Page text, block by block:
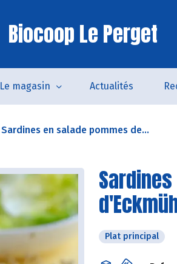
Biocoop Le Perget
Le magasin Actualités
Sardines en salade pommes de...
Plat principal